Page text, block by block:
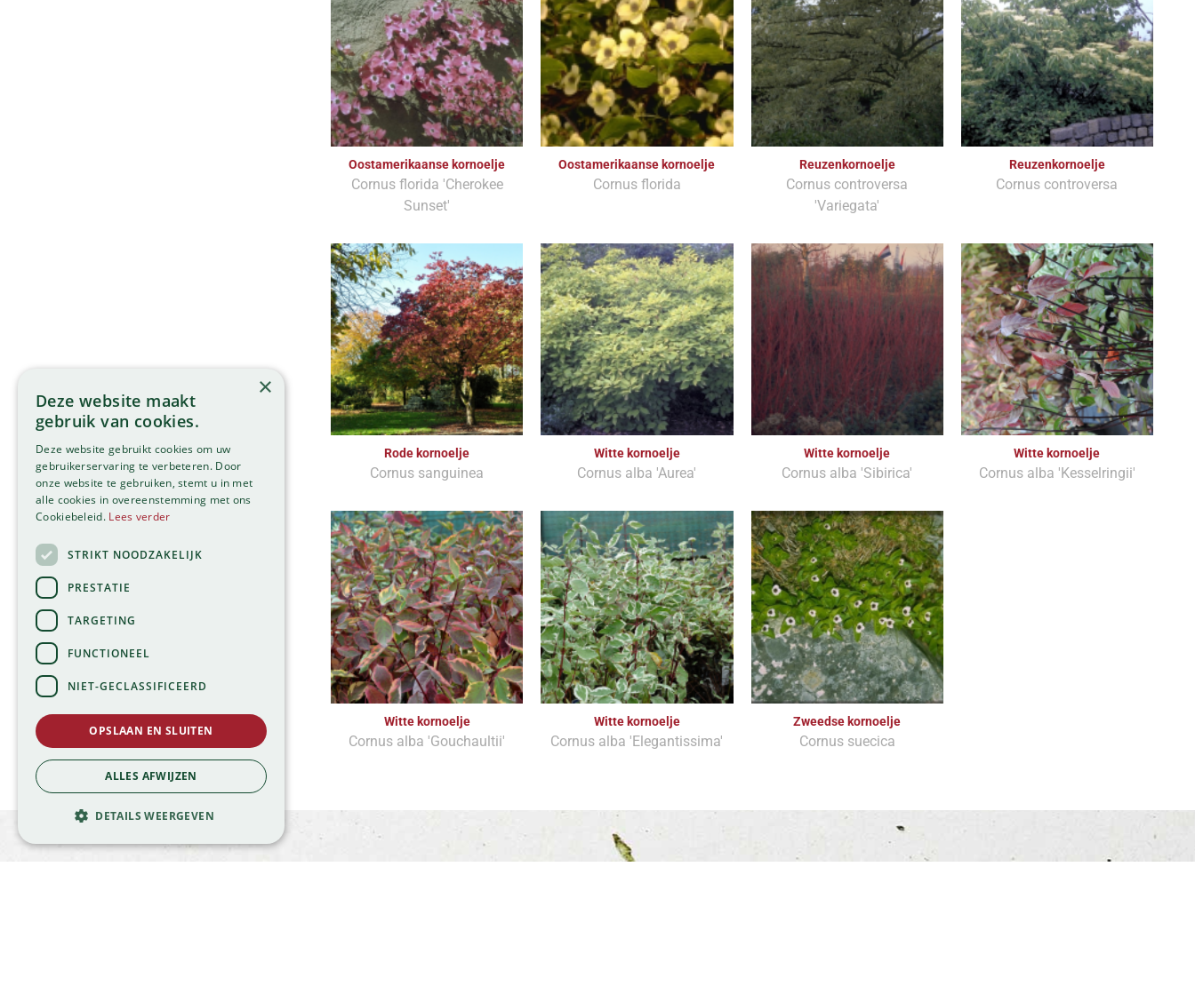
Oostamerikaanse kornoelje
Cornus florida 'Cherokee
Sunset'
Oostamerikaanse kornoelje
Cornus florida
Reuzenkornoelje
Cornus controversa
'Variegata'
Reuzenkornoelje
Cornus controversa
Rode kornoelje
Cornus sanguinea
Witte kornoelje
Cornus alba 'Aurea'
Witte kornoelje
Cornus alba 'Sibirica'
Witte kornoelje
Cornus alba 'Kesselringii'
Witte kornoelje
Cornus alba 'Gouchaultii'
Witte kornoelje
Cornus alba 'Elegantissima'
Zweedse kornoelje
Cornus suecica
×
Deze website maakt
gebruik van cookies.
Deze website gebruikt cookies om uw
gebruikerservaring te verbeteren. Door
onze website te gebruiken, stemt u in met
alle cookies in overeenstemming met ons
Cookiebeleid. Lees verder
STRIKT NOODZAKELIJK
PRESTATIE
TARGETING
FUNCTIONEEL
NIET-GECLASSIFICEERD
OPSLAAN EN SLUITEN
ALLES AFWIJZEN
DETAILS WEERGEVEN